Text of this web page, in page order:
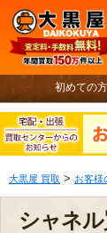
初めての方
大黒屋 買取 > お客様
シャネ